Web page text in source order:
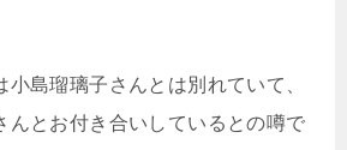
島瑠璃子さんとは別れていて、
んとお付き合いしているとの噂で